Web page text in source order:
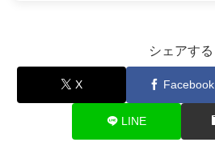
シェアする
X Facebook
LINE